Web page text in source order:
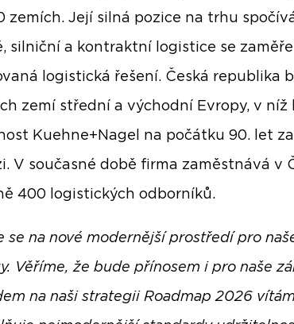
zemích. Její silná pozice na trhu
silniční a kontraktní logistice se
logistická řešení. Česká republika
zemí střední a východní Evropy, v níž
Kuehne+Nagel na počátku 90. let
V současné době firma zaměstnává v
400 logistických odborníků.
se na nové modernější prostředí pro
Věříme, že bude přínosem i pro naše
na naši strategii Roadmap 2026